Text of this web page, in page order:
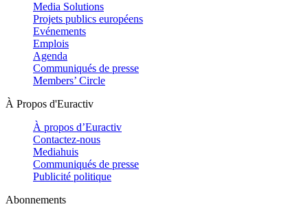
Media Solutions
Projets publics européens
Evénements
Emplois
Agenda
Communiqués de presse
Members’ Circle
À Propos d'Euractiv
À propos d’Euractiv
Contactez-nous
Mediahuis
Communiqués de presse
Publicité politique
Abonnements